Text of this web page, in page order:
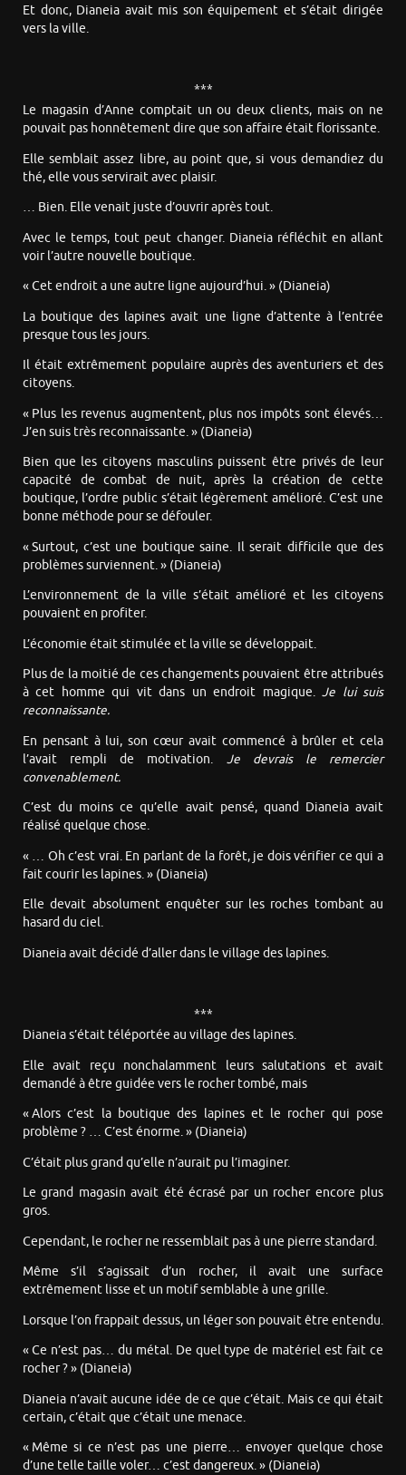
Et donc, Dianeia avait mis son équipement et s’était dirigée
vers la ville.
***
Le magasin d’Anne comptait un ou deux clients, mais on ne
pouvait pas honnêtement dire que son affaire était florissante.
Elle semblait assez libre, au point que, si vous demandiez du
thé, elle vous servirait avec plaisir.
… Bien. Elle venait juste d’ouvrir après tout.
Avec le temps, tout peut changer. Dianeia réfléchit en allant
voir l’autre nouvelle boutique.
« Cet endroit a une autre ligne aujourd’hui. » (Dianeia)
La boutique des lapines avait une ligne d’attente à l’entrée
presque tous les jours.
Il était extrêmement populaire auprès des aventuriers et des
citoyens.
« Plus les revenus augmentent, plus nos impôts sont élevés…
J’en suis très reconnaissante. » (Dianeia)
Bien que les citoyens masculins puissent être privés de leur
capacité de combat de nuit, après la création de cette
boutique, l’ordre public s’était légèrement amélioré. C’est une
bonne méthode pour se défouler.
« Surtout, c’est une boutique saine. Il serait difficile que des
problèmes surviennent. » (Dianeia)
L’environnement de la ville s’était amélioré et les citoyens
pouvaient en profiter.
L’économie était stimulée et la ville se développait.
Plus de la moitié de ces changements pouvaient être attribués
à cet homme qui vit dans un endroit magique.Je lui suis
reconnaissante.
En pensant à lui, son cœur avait commencé à brûler et cela
l’avait rempli de motivation. Je devrais le remercier
convenablement.
C’est du moins ce qu’elle avait pensé, quand Dianeia avait
réalisé quelque chose.
« … Oh c’est vrai. En parlant de la forêt, je dois vérifier ce qui a
fait courir les lapines. » (Dianeia)
Elle devait absolument enquêter sur les roches tombant au
hasard du ciel.
Dianeia avait décidé d’aller dans le village des lapines.
***
Dianeia s’était téléportée au village des lapines.
Elle avait reçu nonchalamment leurs salutations et avait
demandé à être guidée vers le rocher tombé, mais
« Alors c’est la boutique des lapines et le rocher qui pose
problème ? … C’est énorme. » (Dianeia)
C’était plus grand qu’elle n’aurait pu l’imaginer.
Le grand magasin avait été écrasé par un rocher encore plus
gros.
Cependant, le rocher ne ressemblait pas à une pierre standard.
Même s’il s’agissait d’un rocher, il avait une surface
extrêmement lisse et un motif semblable à une grille.
Lorsque l’on frappait dessus, un léger son pouvait être entendu.
« Ce n’est pas… du métal. De quel type de matériel est fait ce
rocher ? » (Dianeia)
Dianeia n’avait aucune idée de ce que c’était. Mais ce qui était
certain, c’était que c’était une menace.
« Même si ce n’est pas une pierre… envoyer quelque chose
d’une telle taille voler… c’est dangereux. » (Dianeia)